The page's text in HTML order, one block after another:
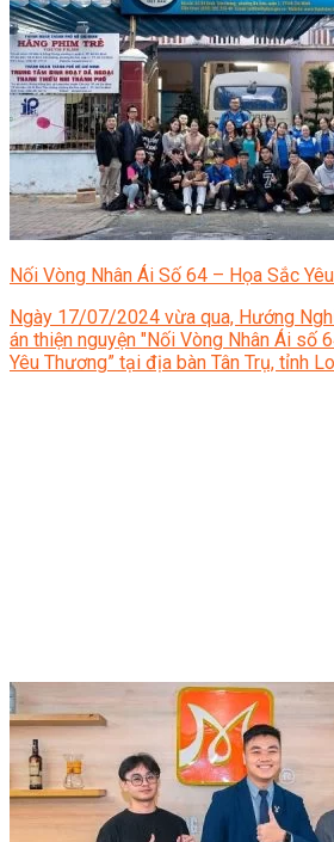
Nối Vòng Nhân Ái Số 64 – Họa Sắc
Ngày 17/07/2024 vừa qua, Hướng
án thiện nguyện "Nối Vòng Nhân Ái số
Yêu Thương” tại địa bàn Tân Trụ, tỉnh